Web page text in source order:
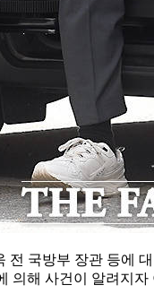
국방부 장관 등에
해 사건이 알려지